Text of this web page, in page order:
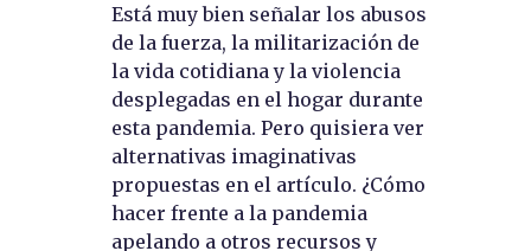
Está muy bien señalar los abusos
de la fuerza, la militarización de
la vida cotidiana y la violencia
desplegadas en el hogar durante
esta pandemia. Pero quisiera ver
alternativas imaginativas
propuestas en el artículo. ¿Cómo
hacer frente a la pandemia
apelando a otros recursos y